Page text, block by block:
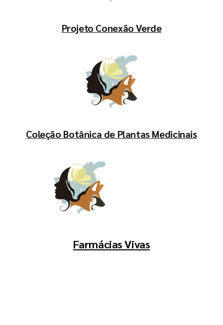
Projeto Conexão Verde
Coleção Botânica de Plantas Medicinais
Farmácias Vivas